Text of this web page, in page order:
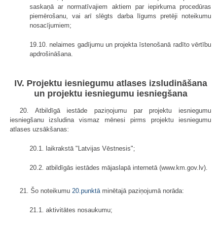
saskaņā ar normatīvajiem aktiem par iepirkuma procedūras
piemērošanu, vai arī slēgts darba līgums pretēji noteikumu
nosacījumiem;
19.10. nelaimes gadījumu un projekta īstenošanā radīto vērtību
apdrošināšana.
IV. Projektu iesniegumu atlases izsludināšana
un projektu iesniegumu iesniegšana
20. Atbildīgā iestāde paziņojumu par projektu iesniegumu
iesniegšanu izsludina vismaz mēnesi pirms projektu iesniegumu
atlases uzsākšanas:
20.1. laikrakstā "Latvijas Vēstnesis";
20.2. atbildīgās iestādes mājaslapā internetā (www.km.gov.lv).
21. Šo noteikumu 20.punktāminētajā paziņojumā norāda:
21.1. aktivitātes nosaukumu;